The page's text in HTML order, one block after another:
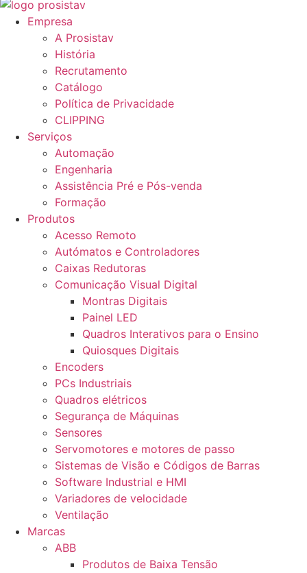
Empresa
A Prosistav
História
Recrutamento
Catálogo
Política de Privacidade
CLIPPING
Serviços
Automação
Engenharia
Assistência Pré e Pós-venda
Formação
Produtos
Acesso Remoto
Autómatos e Controladores
Caixas Redutoras
Comunicação Visual Digital
Montras Digitais
Painel LED
Quadros Interativos para o Ensino
Quiosques Digitais
Encoders
PCs Industriais
Quadros elétricos
Segurança de Máquinas
Sensores
Servomotores e motores de passo
Sistemas de Visão e Códigos de Barras
Software Industrial e HMI
Variadores de velocidade
Ventilação
Marcas
ABB
Produtos de Baixa Tensão